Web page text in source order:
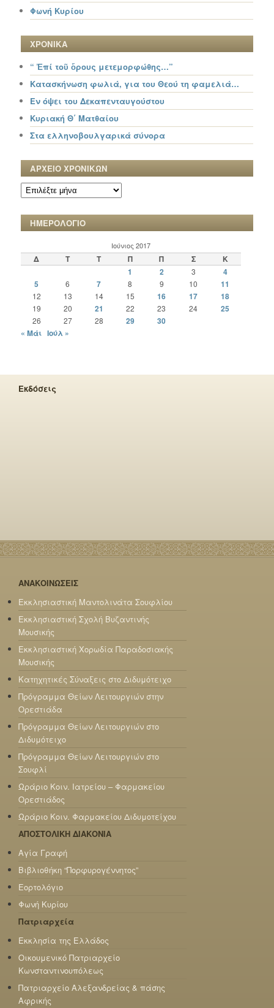
Φωνή Κυρίου
ΧΡΟΝΙΚΑ
“ Ἐπί τοῦ ὄρους μετεμορφώθης…”
Κατασκήνωση φωλιά, για του Θεού τη φαμελιά…
Εν όψει του Δεκαπενταυγούστου
Κυριακή Θ΄ Ματθαίου
Στα ελληνοβουλγαρικά σύνορα
ΑΡΧΕΙΟ ΧΡΟΝΙΚΩΝ
ΑΡΧΕΙΟ
ΧΡΟΝΙΚΩΝ
ΗΜΕΡΟΛΟΓΙΟ
Ιούνιος 2017
Δ Τ Τ Π Π Σ
Κ
1
2 3
4
5
6 7 8 9 10 11
12 13 14 15 16 17 18
19 20 21 22 23 24 25
26 27 28 29
30
« Μάι Ιούλ »
Εκδόσεις
ΑΝΑΚΟΙΝΩΣΕΙΣ
Εκκλησιαστική Μαντολινάτα Σουφλίου
Εκκλησιαστική Σχολή Βυζαντινής
Μουσικής
Εκκλησιαστική Χορωδία Παραδοσιακής
Μουσικής
Κατηχητικές Σύναξεις στο Διδυμότειχο
Πρόγραμμα Θείων Λειτουργιών στην
Ορεστιάδα
Πρόγραμμα Θείων Λειτουργιών στο
Διδυμότειχο
Πρόγραμμα Θείων Λειτουργιών στο
Σουφλί
Ωράριο Κοιν. Ιατρείου – Φαρμακείου
Ορεστιάδος
Ωράριο Κοιν. Φαρμακείου Διδυμοτείχου
ΑΠΟΣΤΟΛΙΚΗ ΔΙΑΚΟΝΙΑ
Αγία Γραφή
Βιβλιοθήκη “Πορφυρογέννητος”
Εορτολόγιο
Φωνή Κυρίου
Πατριαρχεία
Εκκλησία της Ελλάδος
Οικουμενικό Πατριαρχείο
Κωνσταντινουπόλεως
Πατριαρχείο Αλεξανδρείας & πάσης
Αφρικής